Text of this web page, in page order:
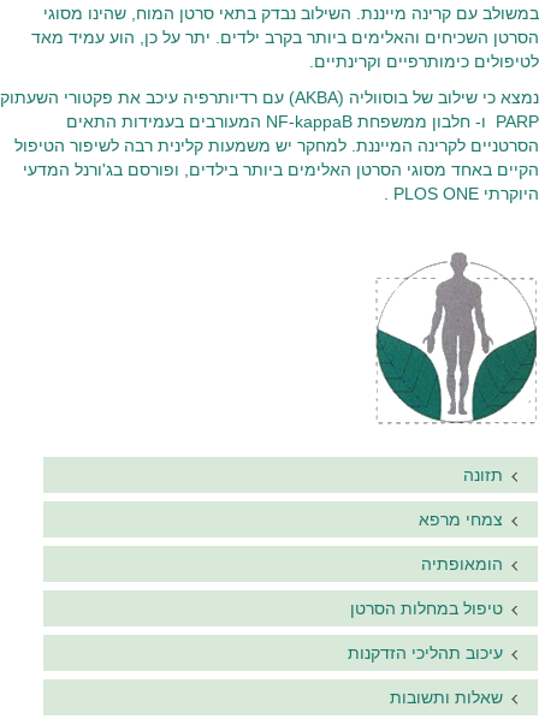
במשולב עם קרינה מייננת. השילוב נבדק בתאי סרטן המוח, שהינו מסוגי
הסרטן השכיחים והאלימים ביותר בקרב ילדים. יתר על כן, הוע עמיד מאד
לטיפולים כימותרפיים וקרינתיים.
נמצא כי שילוב של בוסווליה (AKBAׂ) עם רדיותרפיה עיכב את פקטורי השעתוק
PARP ו- חלבון ממשפחת NF-kappaB המעורבים בעמידות התאים
הסרטניים לקרינה המייננת. למחקר יש משמעות קלינית רבה לשיפור הטיפול
הקיים באחד מסוגי הסרטן האלימים ביותר בילדים, ופורסם בג'ורנל המדעי
היוקרתי PLOS ONE .
תזונה
צמחי מרפא
הומאופתיה
טיפול במחלות הסרטן
עיכוב תהליכי הזדקנות
שאלות ותשובות